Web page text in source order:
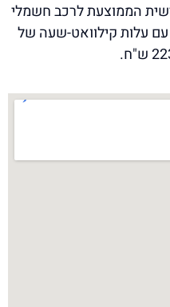
הממוצעת לרכב חשמלי
בחודש, עם עלות קילוואט-שעה של